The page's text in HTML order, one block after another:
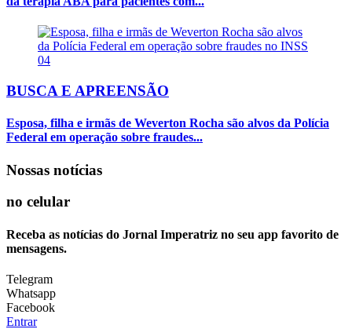
04
BUSCA E APREENSÃO
Esposa, filha e irmãs de Weverton Rocha são alvos da Polícia
Federal em operação sobre fraudes...
Nossas notícias
no celular
Receba as notícias do Jornal Imperatriz no seu app favorito de
mensagens.
Telegram
Whatsapp
Facebook
Entrar